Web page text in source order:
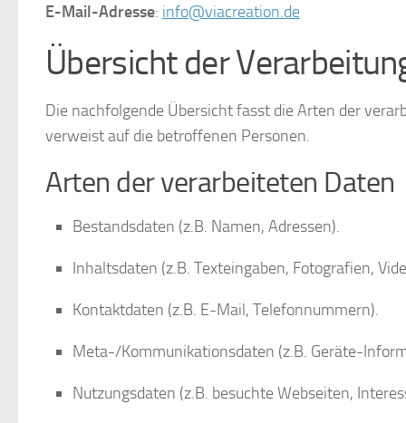
E-Mail-Adresse: info@viacreation.de
Übersicht der
Die nachfolgende Übersicht fasst die Arten der
verweist auf die betroffenen Personen.
Arten der verarbeiteten Daten
Bestandsdaten (z.B. Namen, Adressen).
Inhaltsdaten (z.B. Texteingaben, Fotografien,
Kontaktdaten (z.B. E-Mail, Telefonnummern).
Meta-/Kommunikationsdaten (z.B. Geräte-
Nutzungsdaten (z.B. besuchte Webseiten,